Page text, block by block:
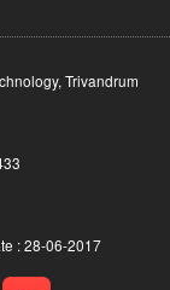
Trivandrum
: 28-06-2017